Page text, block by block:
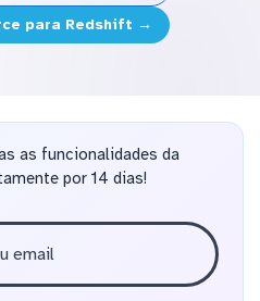
para Redshift →
as funcionalidades da
por 14 dias!